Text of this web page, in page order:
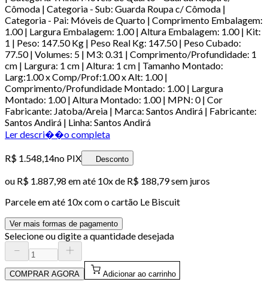
Cômoda | Categoria - Sub: Guarda Roupa c/ Cômoda |
Categoria - Pai: Móveis de Quarto | Comprimento Embalagem:
1.00 | Largura Embalagem: 1.00 | Altura Embalagem: 1.00 | Kit:
1 | Peso: 147.50 Kg | Peso Real Kg: 147.50 | Peso Cubado:
77.50 | Volumes: 5 | M3: 0.31 | Comprimento/Profundidade: 1
cm | Largura: 1 cm | Altura: 1 cm | Tamanho Montado:
Larg:1.00 x Comp/Prof:1.00 x Alt: 1.00 |
Comprimento/Profundidade Montado: 1.00 | Largura
Montado: 1.00 | Altura Montado: 1.00 | MPN: 0 | Cor
Fabricante: Jatoba/Areia | Marca: Santos Andirá | Fabricante:
Santos Andirá | Linha: Santos Andirá
Ler descri��o completa
R$ 1.548,14no PIX Desconto
ou R$ 1.887,98 em até 10x de R$ 188,79 sem juros
Parcele em até 10x com o cartão Le Biscuit
Ver mais formas de pagamento
Selecione ou digite a quantidade desejada
COMPRAR AGORA Adicionar ao carrinho